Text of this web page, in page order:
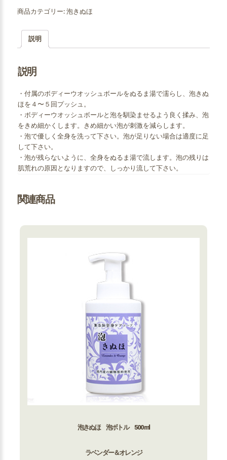
商品カテゴリー:泡きぬほ
説明
説明
・付属のボディーウオッシュボールをぬるま湯で濡らし、泡きぬ
ほを４〜５回プッシュ。
・ボディーウオッシュボールと泡を馴染ませるよう良く揉み、泡
をきめ細かくします。きめ細かい泡が刺激を減らします。
・泡で優しく全身を洗って下さい。泡が足りない場合は適度に足
して下さい。
・泡が残らないように、全身をぬるま湯で流します。泡の残りは
肌荒れの原因となりますので、しっかり流して下さい。
関連商品
泡きぬほ 泡ボトル 500ml
ラベンダー＆オレンジ